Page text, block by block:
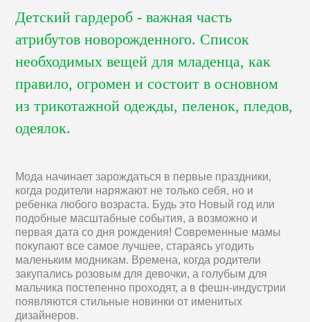
Детский гардероб - важная часть
атрибутов новорожденного. Список
необходимых вещей для младенца, как
правило, огромен и состоит в основном
из трикотажной одежды, пеленок, пледов,
одеялок.
Мода начинает зарождаться в первые праздники,
когда родители наряжают не только себя, но и
ребенка любого возраста. Будь это Новый год или
подобные масштабные события, а возможно и
первая дата со дня рождения! Современные мамы
покупают все самое лучшее, стараясь угодить
маленьким модникам. Времена, когда родители
закупались розовым для девочки, а голубым для
мальчика постепенно проходят, а в фешн-индустрии
появляются стильные новинки от именитых
дизайнеров.